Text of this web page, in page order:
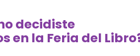
decidiste
en la Feria del Libro